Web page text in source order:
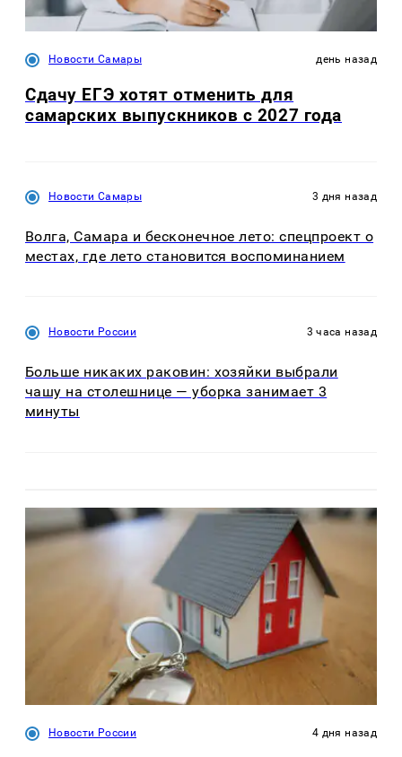
Новости Самары день назад
Сдачу ЕГЭ хотят отменить для
самарских выпускников с 2027 года
Новости Самары 3 дня назад
Волга, Самара и бесконечное лето: спецпроект о
местах, где лето становится воспоминанием
Новости России 3 часа назад
Больше никаких раковин: хозяйки выбрали
чашу на столешнице — уборка занимает 3
минуты
Новости России 4 дня назад